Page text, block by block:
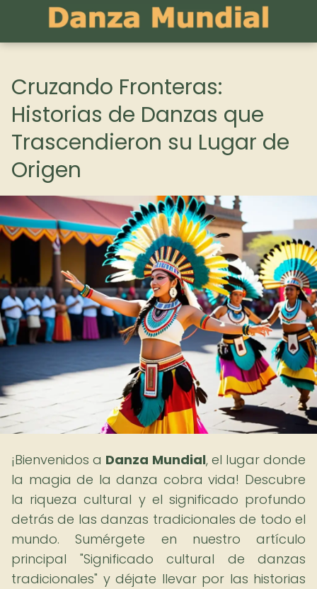
Cruzando Fronteras:
Historias de Danzas que
Trascendieron su Lugar de
Origen
¡Bienvenidos a Danza Mundial, el lugar donde
la magia de la danza cobra vida! Descubre
la riqueza cultural y el significado profundo
detrás de las danzas tradicionales de todo el
mundo. Sumérgete en nuestro artículo
principal "Significado cultural de danzas
tradicionales" y déjate llevar por las historias